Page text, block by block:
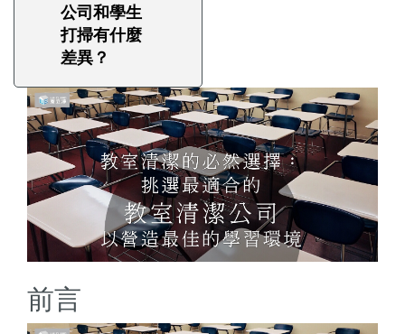
公司和學生
打掃有什麼
差異？
前言